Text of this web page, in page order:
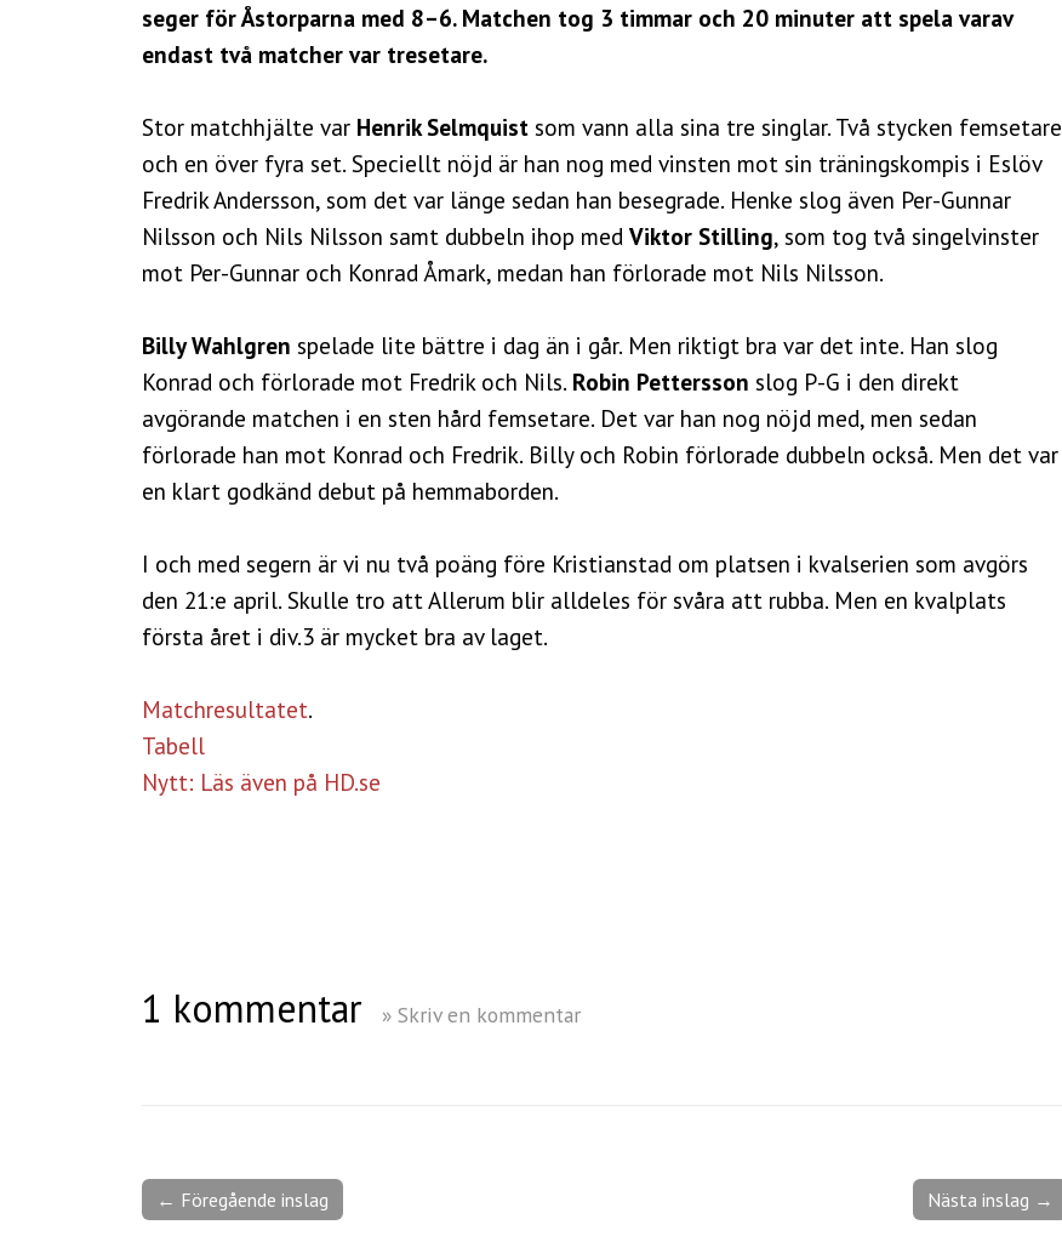
seger för Åstorparna med 8–6. Matchen tog 3 timmar och 20 minuter att spela varav
endast två matcher var tresetare.
Stor matchhjälte var Henrik Selmquist som vann alla sina tre singlar. Två stycken femsetare
och en över fyra set. Speciellt nöjd är han nog med vinsten mot sin träningskompis i Eslöv
Fredrik Andersson, som det var länge sedan han besegrade. Henke slog även Per-Gunnar
Nilsson och Nils Nilsson samt dubbeln ihop med Viktor Stilling, som tog två singelvinster
mot Per-Gunnar och Konrad Åmark, medan han förlorade mot Nils Nilsson.
Billy Wahlgren spelade lite bättre i dag än i går. Men riktigt bra var det inte. Han slog
Konrad och förlorade mot Fredrik och Nils. Robin Pettersson slog P-G i den direkt
avgörande matchen i en sten hård femsetare. Det var han nog nöjd med, men sedan
förlorade han mot Konrad och Fredrik. Billy och Robin förlorade dubbeln också. Men det var
en klart godkänd debut på hemmaborden.
I och med segern är vi nu två poäng före Kristianstad om platsen i kvalserien som avgörs
den 21:e april. Skulle tro att Allerum blir alldeles för svåra att rubba. Men en kvalplats
första året i div.3 är mycket bra av laget.
Matchresultatet.
Tabell
Nytt: Läs även på HD.se
1 kommentar » Skriv en kommentar
Nästa inslag →
← Föregående inslag